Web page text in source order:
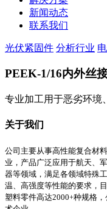
新闻动态
联系我们
光伏紧固件 分析行业
PEEK-1/16内外丝
专业加工用于恶劣环境
关于我们
公司主要从事高性能复合材
业，产品广泛应用于航天、
器等领域，满足各领域特殊
温、高强度等性能的要求，
塑料零件高达2000+种规格